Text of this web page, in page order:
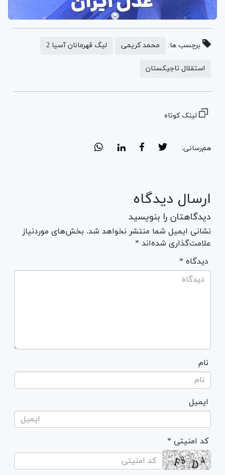
برچسب ها: محمد کریمی لیگ قهرمانان آسیا 2
استقلال تاجیکستان
لینک کوتاه
هم‌رسانی:
ارسال دیدگاه
دیدگاهتان را بنویسید
نشانی ایمیل شما منتشر نخواهد شد. بخش‌های موردنیاز
علامت‌گذاری شده‌اند *
* دیدگاه
نام
ایمیل
* کد امنیتی